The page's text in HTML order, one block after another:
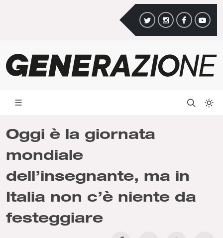
Oggi è la giornata
mondiale
dell’insegnante, ma in
Italia non c’è niente da
festeggiare